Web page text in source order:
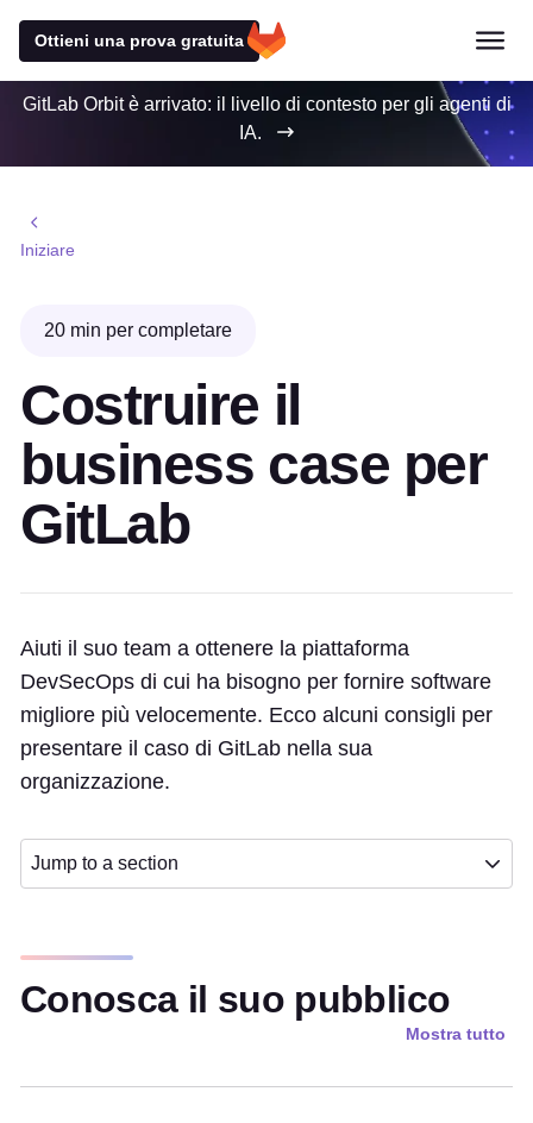
Ottieni una prova gratuita
GitLab Orbit è arrivato: il livello di contesto per gli agenti di
IA.
Iniziare
20 min per completare
Costruire il
business case per
GitLab
Aiuti il suo team a ottenere la piattaforma
DevSecOps di cui ha bisogno per fornire software
migliore più velocemente. Ecco alcuni consigli per
presentare il caso di GitLab nella sua
organizzazione.
Jump to a section
Conosca il suo pubblico
Mostra tutto